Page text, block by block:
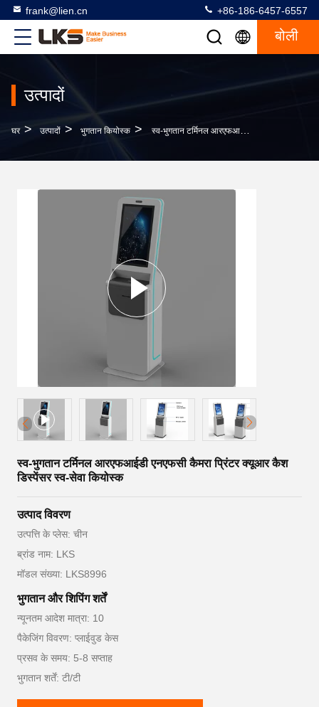
frank@lien.cn +86-186-6457-6557
बोली
उत्पादों
घर > उत्पादों > भुगतान कियोस्क > स्व-भुगतान टर्मिनल आरएफआईडी एनएफसी कैमरा प्रिंटर क्यूआर कैश डिस्पेंसर स्व-सेवा कियोस्क
स्व-भुगतान टर्मिनल आरएफआईडी एनएफसी कैमरा प्रिंटर क्यूआर कैश
डिस्पेंसर स्व-सेवा कियोस्क
उत्पाद विवरण
उत्पत्ति के प्लेस: चीन
ब्रांड नाम: LKS
मॉडल संख्या: LKS8996
भुगतान और शिपिंग शर्तें
न्यूनतम आदेश मात्रा: 10
पैकेजिंग विवरण: प्लाईवुड केस
प्रसव के समय: 5-8 सप्ताह
भुगतान शर्तें: टी/टी